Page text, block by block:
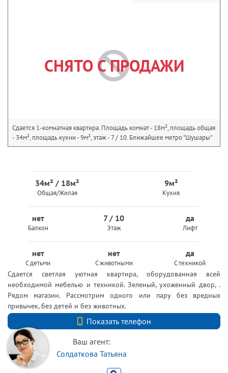
СНЯТО С ПРОДАЖИ
Сдается 1-комнатная квартира. Площадь комнат - 18м², площадь общая
- 34м², площадь кухни - 9м², этаж - 7 / 10. Ближайшее метро "Шушары"
34м² / 18м²
Общая/Жилая
9м²
Кухня
нет
Балкон
7 / 10
Этаж
да
Лифт
нет
С детьми
нет
С животными
да
С техникой
Сдается светлая уютная квартира, оборудованная всей
необходимой мебелью и техникой. Зеленый, ухоженный двор, .
Рядом магазин. Рассмотрим одного или пару без вредных
привычек, без детей и без животных.
Показать телефон
+7 (812) 740-70-40
Ваш агент:
Солдаткова Татьяна